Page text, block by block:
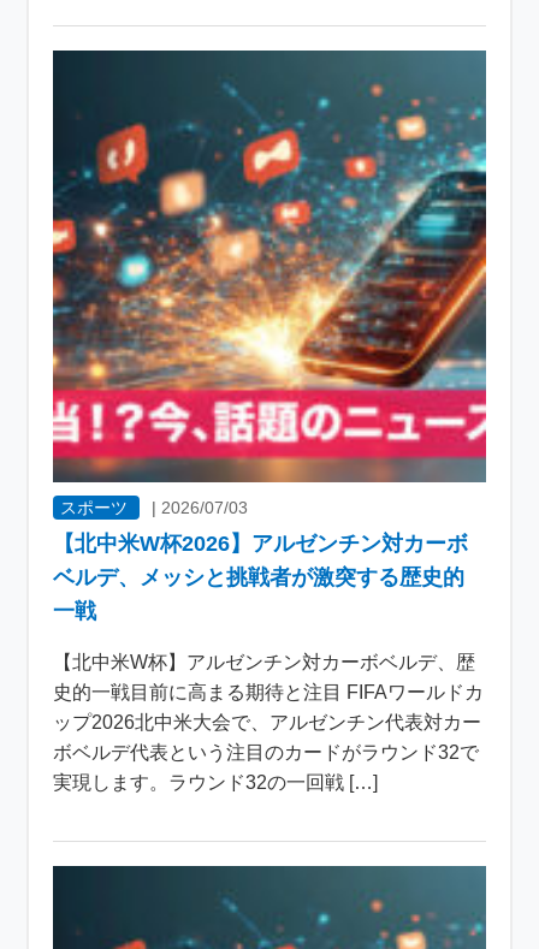
スポーツ |2026/07/03
【北中米W杯2026】アルゼンチン対カーボ
ベルデ、メッシと挑戦者が激突する歴史的
一戦
【北中米W杯】アルゼンチン対カーボベルデ、歴
史的一戦目前に高まる期待と注目 FIFAワールドカ
ップ2026北中米大会で、アルゼンチン代表対カー
ボベルデ代表という注目のカードがラウンド32で
実現します。ラウンド32の一回戦 […]